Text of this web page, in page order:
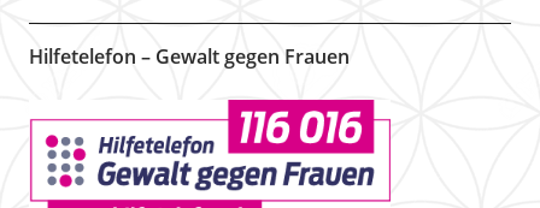
Hilfetelefon – Gewalt gegen Frauen